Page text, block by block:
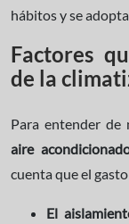
hábitosy se
Factores
de la
Para entender de
aire
cuenta que el
El